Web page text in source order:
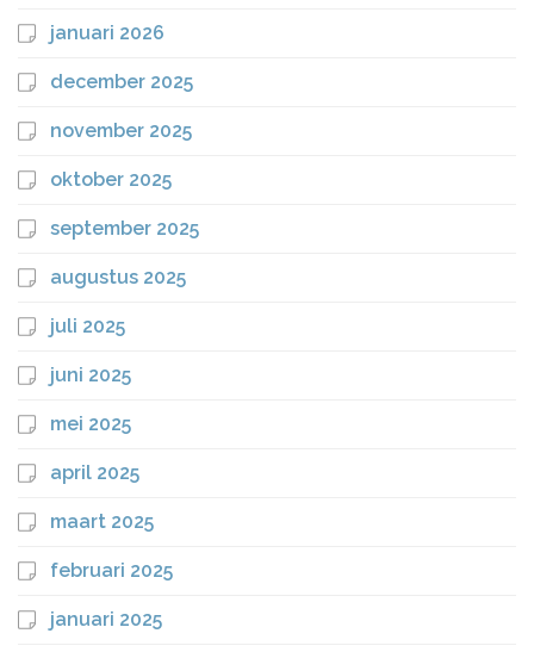
januari 2026
december 2025
november 2025
oktober 2025
september 2025
augustus 2025
juli 2025
juni 2025
mei 2025
april 2025
maart 2025
februari 2025
januari 2025